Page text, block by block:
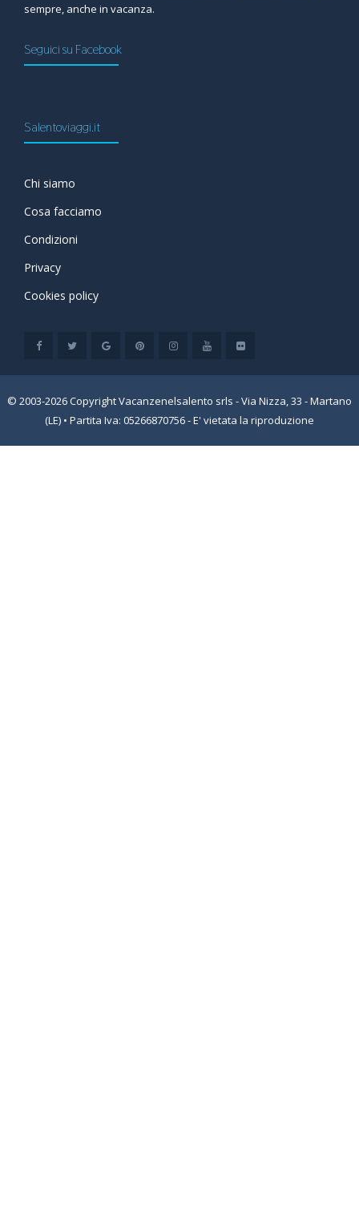
sempre, anche in vacanza.
Seguici su Facebook
Salentoviaggi.it
Chi siamo
Cosa facciamo
Condizioni
Privacy
Cookies policy
© 2003-2026 Copyright Vacanzenelsalento srls - Via Nizza, 33 - Martano
(LE) • Partita Iva: 05266870756 - E' vietata la riproduzione